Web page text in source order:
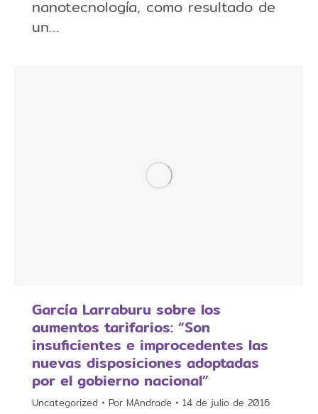
nanotecnología, como resultado de
un…
García Larraburu sobre los
aumentos tarifarios: “Son
insuficientes e improcedentes las
nuevas disposiciones adoptadas
por el gobierno nacional”
Uncategorized Por MAndrade 14 de julio de 2016